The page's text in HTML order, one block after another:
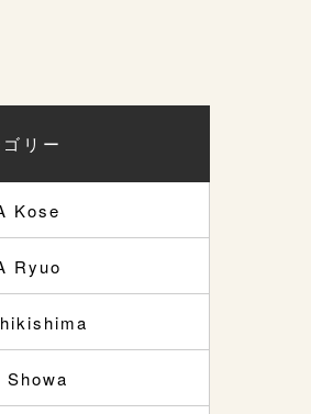
リー
Kose
Ryuo
Showa